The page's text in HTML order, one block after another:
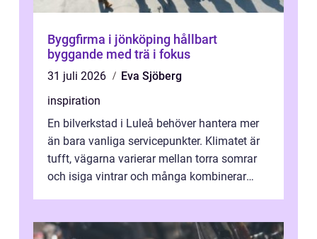
Byggfirma i jönköping hållbart
byggande med trä i fokus
31 juli 2026
Eva Sjöberg
inspiration
En bilverkstad i Luleå behöver hantera mer
än bara vanliga servicepunkter. Klimatet är
tufft, vägarna varierar mellan torra somrar
och isiga vintrar och många kombinerar